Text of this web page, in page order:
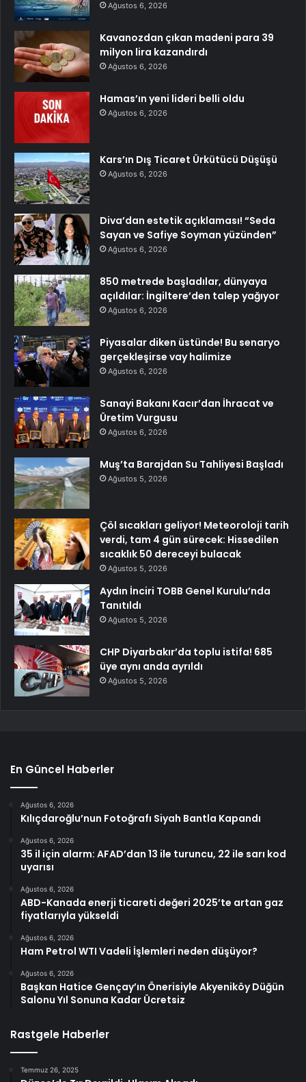
Ağustos 6, 2026
Kavanozdan çıkan madeni para 39
milyon lira kazandırdı
Ağustos 6, 2026
Hamas’ın yeni lideri belli oldu
Ağustos 6, 2026
Kars’ın Dış Ticaret Ürkütücü Düşüşü
Ağustos 6, 2026
Diva’dan estetik açıklaması! “Seda
Sayan ve Safiye Soyman yüzünden”
Ağustos 6, 2026
850 metrede başladılar, dünyaya
açıldılar: İngiltere’den talep yağıyor
Ağustos 6, 2026
Piyasalar diken üstünde! Bu senaryo
gerçekleşirse vay halimize
Ağustos 6, 2026
Sanayi Bakanı Kacır’dan İhracat ve
Üretim Vurgusu
Ağustos 6, 2026
Muş’ta Barajdan Su Tahliyesi Başladı
Ağustos 5, 2026
Çöl sıcakları geliyor! Meteoroloji tarih
verdi, tam 4 gün sürecek: Hissedilen
sıcaklık 50 dereceyi bulacak
Ağustos 5, 2026
Aydın İnciri TOBB Genel Kurulu’nda
Tanıtıldı
Ağustos 5, 2026
CHP Diyarbakır’da toplu istifa! 685
üye aynı anda ayrıldı
Ağustos 5, 2026
En Güncel Haberler
Ağustos 6, 2026
Kılıçdaroğlu’nun Fotoğrafı Siyah Bantla Kapandı
Ağustos 6, 2026
35 il için alarm: AFAD’dan 13 ile turuncu, 22 ile sarı kod
uyarısı
Ağustos 6, 2026
ABD-Kanada enerji ticareti değeri 2025’te artan gaz
fiyatlarıyla yükseldi
Ağustos 6, 2026
Ham Petrol WTI Vadeli İşlemleri neden düşüyor?
Ağustos 6, 2026
Başkan Hatice Gençay’ın Önerisiyle Akyeniköy Düğün
Salonu Yıl Sonuna Kadar Ücretsiz
Rastgele Haberler
Temmuz 26, 2025